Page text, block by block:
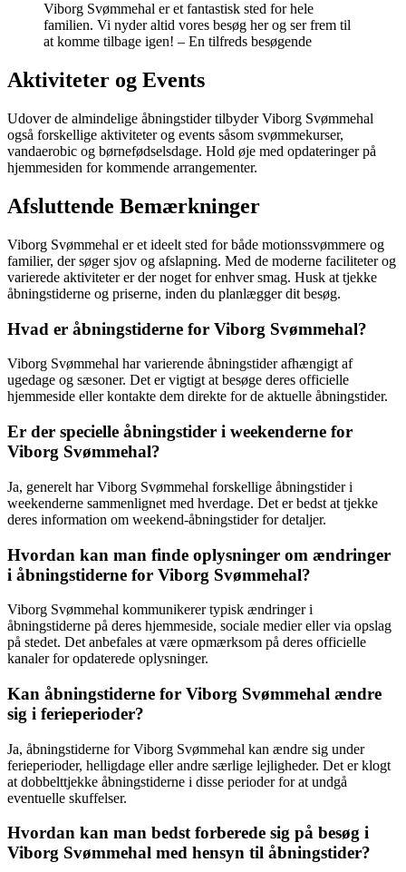
Viborg Svømmehal er et fantastisk sted for hele
familien. Vi nyder altid vores besøg her og ser frem til
at komme tilbage igen! – En tilfreds besøgende
Aktiviteter og Events
Udover de almindelige åbningstider tilbyder Viborg Svømmehal
også forskellige aktiviteter og events såsom svømmekurser,
vandaerobic og børnefødselsdage. Hold øje med opdateringer på
hjemmesiden for kommende arrangementer.
Afsluttende Bemærkninger
Viborg Svømmehal er et ideelt sted for både motionssvømmere og
familier, der søger sjov og afslapning. Med de moderne faciliteter og
varierede aktiviteter er der noget for enhver smag. Husk at tjekke
åbningstiderne og priserne, inden du planlægger dit besøg.
Hvad er åbningstiderne for Viborg Svømmehal?
Viborg Svømmehal har varierende åbningstider afhængigt af
ugedage og sæsoner. Det er vigtigt at besøge deres officielle
hjemmeside eller kontakte dem direkte for de aktuelle åbningstider.
Er der specielle åbningstider i weekenderne for
Viborg Svømmehal?
Ja, generelt har Viborg Svømmehal forskellige åbningstider i
weekenderne sammenlignet med hverdage. Det er bedst at tjekke
deres information om weekend-åbningstider for detaljer.
Hvordan kan man finde oplysninger om ændringer
i åbningstiderne for Viborg Svømmehal?
Viborg Svømmehal kommunikerer typisk ændringer i
åbningstiderne på deres hjemmeside, sociale medier eller via opslag
på stedet. Det anbefales at være opmærksom på deres officielle
kanaler for opdaterede oplysninger.
Kan åbningstiderne for Viborg Svømmehal ændre
sig i ferieperioder?
Ja, åbningstiderne for Viborg Svømmehal kan ændre sig under
ferieperioder, helligdage eller andre særlige lejligheder. Det er klogt
at dobbelttjekke åbningstiderne i disse perioder for at undgå
eventuelle skuffelser.
Hvordan kan man bedst forberede sig på besøg i
Viborg Svømmehal med hensyn til åbningstider?